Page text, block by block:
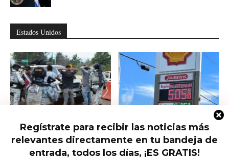
Regístrate para recibir las noticias más
relevantes directamente en tu bandeja de
entrada, todos los días, ¡ES GRATIS!
Estados Unidos
Ofrecen 25 millones por el nuevo
líder del CJNG
Las petroleras siguen haciendo su
agosto: El conflicto con Irán
dispara...